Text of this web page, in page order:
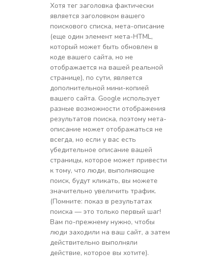
Хотя тег заголовка фактически
является заголовком вашего
поискового списка, мета-описание
(еще один элемент мета-HTML,
который может быть обновлен в
коде вашего сайта, но не
отображается на вашей реальной
странице), по сути, является
дополнительной мини-копией
вашего сайта. Google использует
разные возможности отображения
результатов поиска, поэтому мета-
описание может отображаться не
всегда, но если у вас есть
убедительное описание вашей
страницы, которое может привести
к тому, что люди, выполняющие
поиск, будут кликать, вы можете
значительно увеличить трафик.
(Помните: показ в результатах
поиска — это только первый шаг!
Вам по-прежнему нужно, чтобы
люди заходили на ваш сайт, а затем
действительно выполняли
действие, которое вы хотите).